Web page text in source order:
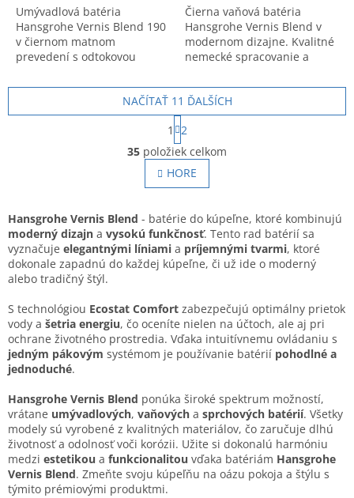
Umývadlová batéria
Hansgrohe Vernis Blend 190
v čiernom matnom
prevedení s odtokovou
a kvalitné materiály.
Čierna vaňová batéria
Hansgrohe Vernis Blend v
modernom dizajne. Kvalitné
nemecké spracovanie a
kúpeľňu.
O
v
l
á
a
c
i
e
v
k
y
v
i
s
u
NAČÍTAŤ 11 ĎALŠÍCH
S
t
r
á
n
k
v
a
n
i
e
1
2
35 položiek celkom
HORE
Hansgrohe Vernis Blend - batérie do kúpeľne, ktoré kombinujú
moderný dizajn a vysokú funkčnosť. Tento rad batérií sa
vyznačuje elegantnými líniami a príjemnými tvarmi, ktoré
dokonale zapadnú do každej kúpeľne, či už ide o moderný
alebo tradičný štýl.
S technológiou Ecostat Comfort zabezpečujú optimálny prietok
vody a šetria energiu, čo oceníte nielen na účtoch, ale aj pri
ochrane životného prostredia. Vďaka intuitívnemu ovládaniu s
jedným pákovým systémom je používanie batérií pohodlné a
jednoduché.
Hansgrohe Vernis Blend ponúka široké spektrum možností,
vrátane umývadlových, vaňových a sprchových batérií. Všetky
modely sú vyrobené z kvalitných materiálov, čo zaručuje dlhú
životnosť a odolnosť voči korózii. Užite si dokonalú harmóniu
medzi estetikou a funkcionalitou vďaka batériám Hansgrohe
Vernis Blend. Zmeňte svoju kúpeľňu na oázu pokoja a štýlu s
týmito prémiovými produktmi.